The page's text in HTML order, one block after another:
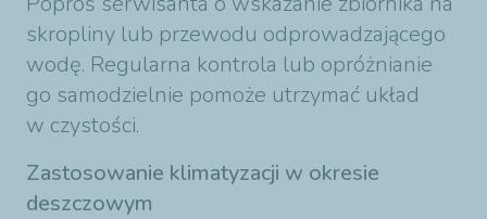
skropliny lub przewodu odprowadzającego
wodę. Regularna kontrola lub opróżnianie
go samodzielnie pomoże utrzymać układ
w czystości.
Zastosowanie klimatyzacji w okresie
deszczowym